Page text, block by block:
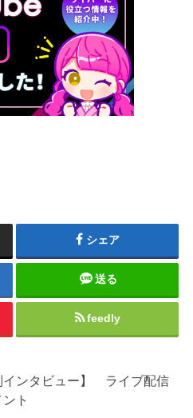
シェア
送る
feedly
インタビュー】 ライブ配信
ト